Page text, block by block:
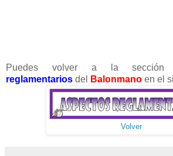
Puedes volver a la
reglamentarios del Balonmano en el
Volver